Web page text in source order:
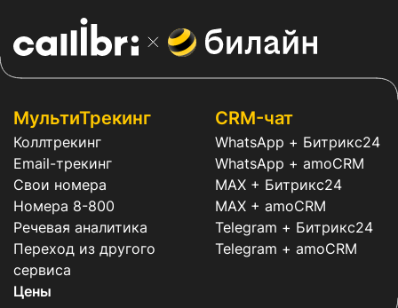
МультиТрекинг
Коллтрекинг
Email-трекинг
Свои номера
Номера 8-800
Речевая аналитика
Переход из другого
сервиса
Цены
CRM-чат
WhatsApp + Битрикс24
WhatsApp + amoCRM
MAX + Битрикс24
MAX + amoCRM
Telegram + Битрикс24
Telegram + amoCRM